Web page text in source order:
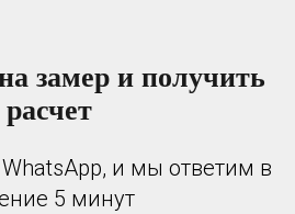
замер и получить
расчет
и мы ответим в
5 минут